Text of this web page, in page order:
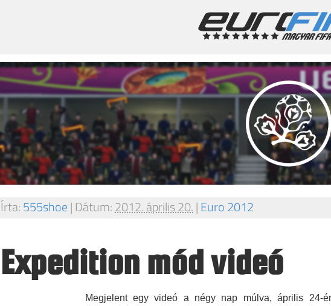
Írta:555shoe| Dátum:2012. április 20.|Euro 2012
Expedition mód videó
Megjelent egy videó a négy nap múlva, április 24-